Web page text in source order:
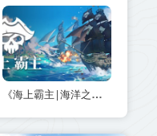
《海上霸主|海洋之王|七海之王 King of Seas》v1.20-免安装中文版丨中文版网盘下载